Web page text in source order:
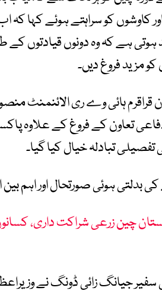
کاوشوں کو سراہتے ہوئے کہا کہ
ہوتی ہے کہ وہ دونوں
مزید فروغ دیں۔
ہائی وے ری الائنمنٹ
تعاون کے فروغ کے علاوہ
تفصیلی تبادلہ خیال کیا گیا۔
بدلتی ہوئی صورتحال اور اہم
چین زرعی شراکت داری،
جیانگ زائی ڈونگ نے